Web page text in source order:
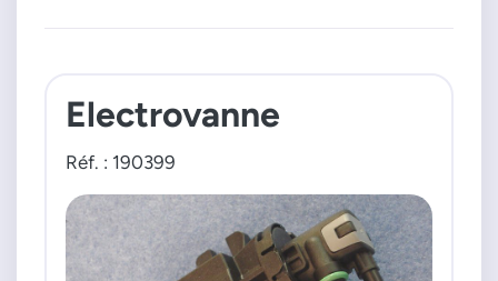
Electrovanne
Réf. : 190399